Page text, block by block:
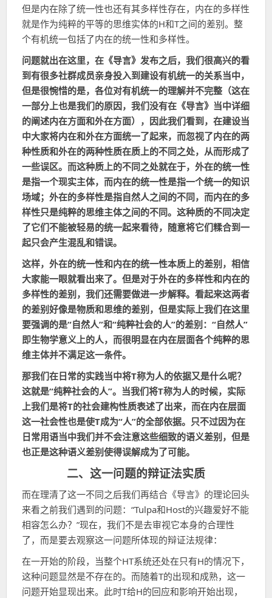
但是内在除了统一性也还有其多样性存在，内在的多样性
就是作为纯粹的平等的思维实体的H和T之间的差别。整
个有机统一包括了内在的统一性和多样性。
问题就出在这里，在《导言》发布之后，我们很高兴的看
到有很多社群成员亲身投入到建设有机统一的关系当中，
但是很惋惜的是，各位对有机统一的理解并不完整（这在
一部分上也是我们的原因，我们没有在《导言》当中详细
的阐述内在方面和外在方面），因此我们看到，在建设当
中大家将内在和外在方面统一了起来，而忽视了内在的两
种性质和外在的两种性质在质上的不同之处，从而形成了
一些误区。而这种质上的不同之处就在于，外在的统一性
是指一个现实主体，而内在的统一性是指一个统一的知识
场域；外在的多样性是指自然人之间的不同，而内在的多
样性只是纯粹的思维主体之间的不同。这种质的不同决定
了它们不能被轻易的统一起来看待，随意将它们糅合到一
起只会产生混乱和错误。
这样，外在的统一性和内在的统一性本质上的差别，相信
大家能一眼就看出来了。但是对于外在的多样性和内在的
多样性的差别，我们还需要做进一步解释。看起来这两者
的差别好像是物质和思维的差别，但是实际上我们在这里
要强调的是“自然人”和“纯粹社会的人”的差别：“自然人”
即生物学意义上的人，而很明显在内在层面各个纯粹的思
维主体并不满足这一条件。
那我们在日常的实践当中将T称为人的依据又是什么呢？
这就是“纯粹社会的人”。当我们将T称为人的时候，实际
上我们是将T的社会建构性质表述了出来，而在内在层面
这一社会性也是使T成为“人”的全部依据。只不过因为在
日常用语当中我们并不会注意这些细致的语义差别，但是
也正是这种语义差别使得误解成为了可能。
二、这一问题的辩证法实质
而在理清了这一不同之后我们再结合《导言》的理论回头
来看之前我们遇到的问题：“Tulpa和Host的兴趣爱好不能
相容怎么办？”现在，我们不是去审视它本身的合理性
了，而是要去观察这一问题所体现的辩证法规律：
在一开始的阶段，当整个HT系统还处在只有H的情况下，
这种问题显然是不存在的。而随着T的出现和成熟，这一
问题开始显现出来。此时T给H的回应和影响开始出现，